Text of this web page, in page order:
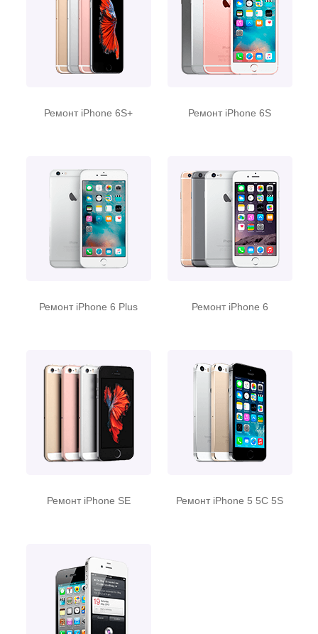
Ремонт iPhone 6S+ Ремонт iPhone 6S
Ремонт iPhone 6 Plus Ремонт iPhone 6
Ремонт iPhone SE Ремонт iPhone 5 5C 5S